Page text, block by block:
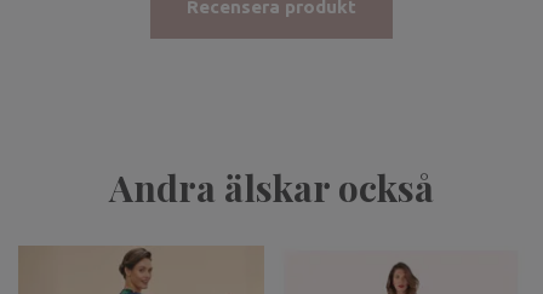
Recensera produkt
Andra älskar också